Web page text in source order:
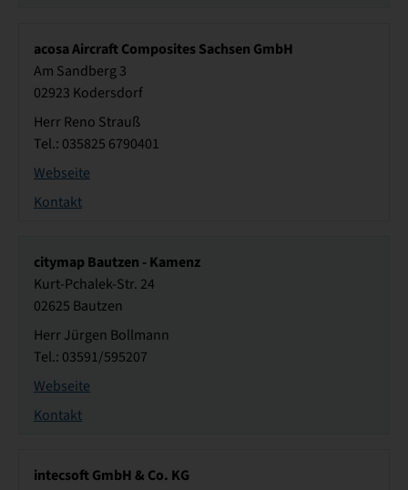
acosa Aircraft Composites Sachsen GmbH
Am Sandberg 3
02923 Kodersdorf
Herr Reno Strauß
Tel.: 035825 6790401
Webseite
Kontakt
citymap Bautzen - Kamenz
Kurt-Pchalek-Str. 24
02625 Bautzen
Herr Jürgen Bollmann
Tel.: 03591/595207
Webseite
Kontakt
intecsoft GmbH & Co. KG